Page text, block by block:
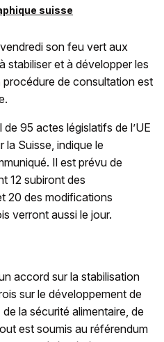
suisse
son feu vert aux
stabiliser et à développer les
de consultation est
95 actes législatifs de l’UE
Suisse, indique le
Il est prévu de
12 subiront des
20 des modifications
verront aussi le jour.
accord sur la stabilisation
sur le développement de
la sécurité alimentaire, de
est soumis au référendum